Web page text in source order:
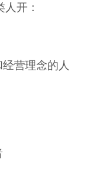
开：
营理念的人